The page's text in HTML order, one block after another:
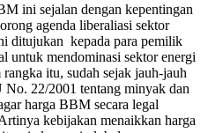
ini sejalan dengan kepentingan
agenda liberaliasi sektor
ditujukan kepada para pemilik
untuk mendominasi sektor energi
itu, sudah sejak jauh-jauh
22/2001 tentang minyak dan
harga BBM secara legal
kebijakan menaikkan harga